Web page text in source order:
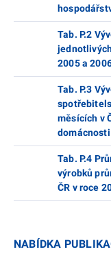
Tab. P.2
2005 a
Tab. P.3
měsících v
Tab. P.4
výrobků
ČR v roce
NABÍDKA